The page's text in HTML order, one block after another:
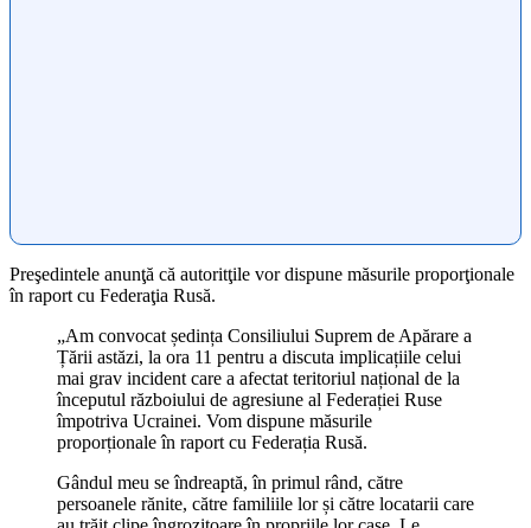
Preşedintele anunţă că autoritţile vor dispune măsurile proporţionale
în raport cu Federaţia Rusă.
„Am convocat ședința Consiliului Suprem de Apărare a
Țării astăzi, la ora 11 pentru a discuta implicațiile celui
mai grav incident care a afectat teritoriul național de la
începutul războiului de agresiune al Federației Ruse
împotriva Ucrainei. Vom dispune măsurile
proporționale în raport cu Federația Rusă.
Gândul meu se îndreaptă, în primul rând, către
persoanele rănite, către familiile lor și către locatarii care